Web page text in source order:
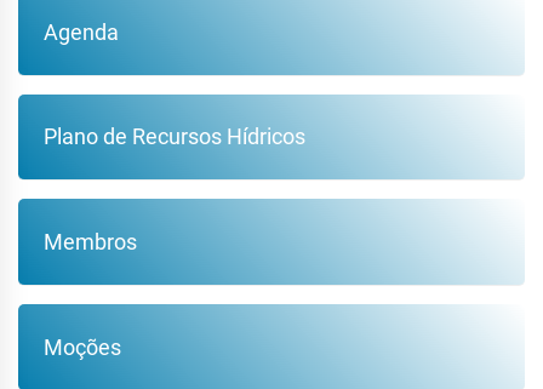
Agenda
Plano de Recursos Hídricos
Membros
Moções